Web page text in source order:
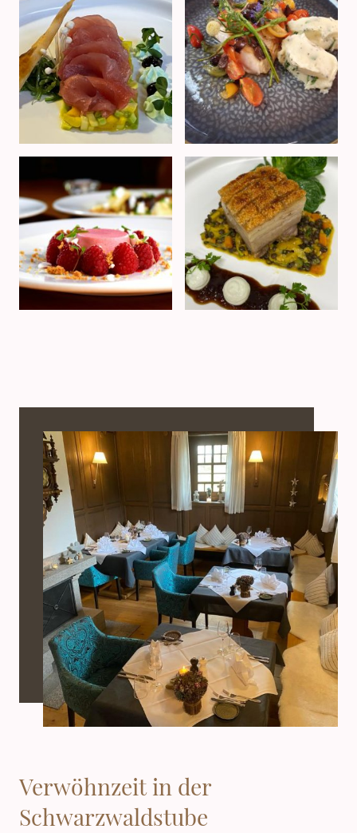
Verwöhnzeit in der
Schwarzwaldstube